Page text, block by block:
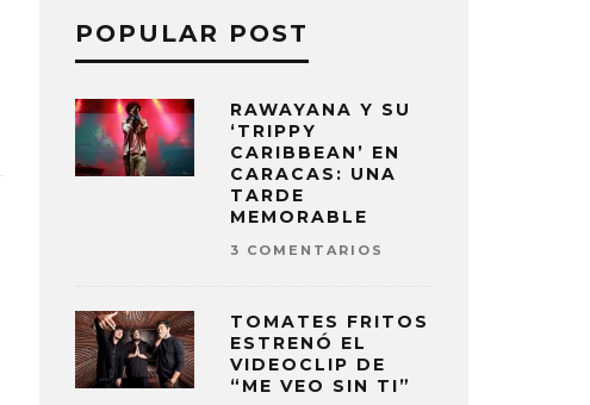
POPULAR POST
RAWAYANA Y SU
‘TRIPPY
CARIBBEAN’ EN
CARACAS: UNA
TARDE
MEMORABLE
3 COMENTARIOS
TOMATES FRITOS
ESTRENÓ EL
VIDEOCLIP DE
“ME VEO SIN TI”